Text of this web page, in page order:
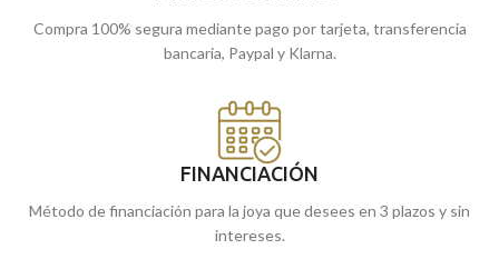
Compra 100% segura mediante pago por tarjeta, transferencia
bancaria, Paypal y Klarna.
FINANCIACIÓN
Método de financiación para la joya que desees en 3 plazos y sin
intereses.